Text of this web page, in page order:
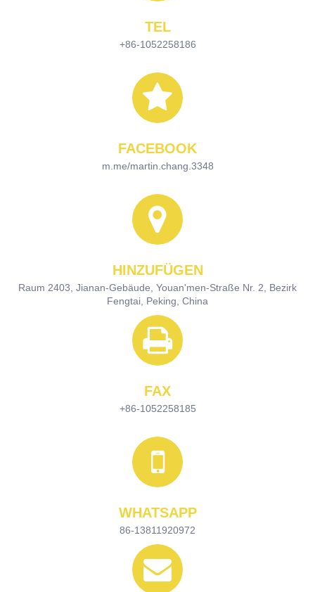
TEL
+86-1052258186
FACEBOOK
m.me/martin.chang.3348
HINZUFÜGEN
Raum 2403, Jianan-Gebäude, Youan'men-Straße Nr. 2, Bezirk
Fengtai, Peking, China
FAX
+86-1052258185
WHATSAPP
86-13811920972